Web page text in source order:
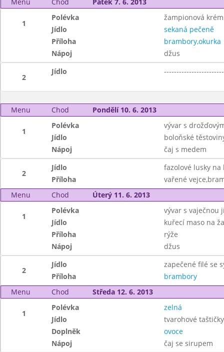
1
Polévka
žampionová krém
Jídlo
sekaná pečeně
Příloha
brambory,okurka
Nápoj
džus
2
Jídlo
Menu Chod Pondělí 10. 6. 2013
1
Polévka
vývar s
Jídlo
boloňské
Nápoj
čaj s medem
2
Jídlo
fazolové lusky na
Příloha
vařené
Menu
Chod Úterý 11. 6. 2013
1
Polévka
vývar s vaječnou
Jídlo
kuřecí maso na
Příloha
rýže
Nápoj
džus
2
Jídlo
zapečené filé se
Příloha
brambory
Menu
Chod Středa 12. 6. 2013
1
Polévka
zelná
Jídlo
tvarohové
Doplněk
ovoce
Nápoj
čaj se sirupem